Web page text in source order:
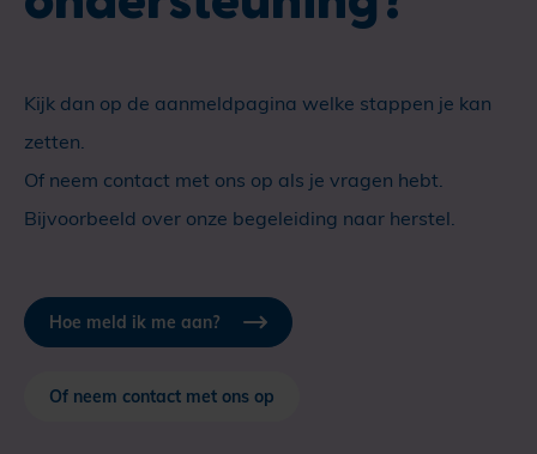
Kijk dan op de aanmeldpagina welke stappen je kan
zetten.
Of neem contact met ons op als je vragen hebt.
Bijvoorbeeld over onze begeleiding naar herstel.
Hoe meld ik me aan?
Of neem contact met ons op